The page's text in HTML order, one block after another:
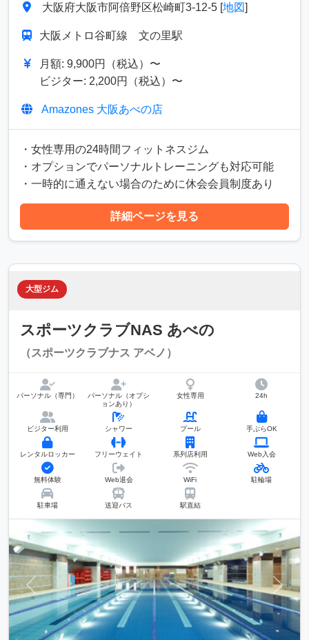
大阪府大阪市阿倍野区松崎町3-12-5 [地図]
大阪メトロ谷町線 文の里駅
月額: 9,900円（税込）〜
ビジター: 2,200円（税込）〜
Amazones 大阪あべの店
・女性専用の24時間フィットネスジム
・オプションでパーソナルトレーニングも対応可能
・一時的に通えない場合のために休会会員制度あり
詳細ページを見る
大型ジム
スポーツクラブNAS あべの
（スポーツクラブナス アベノ）
パーソナル（専門）
パーソナル（オプシ
ョンあり）
女性専用 24h
ビジター利用 シャワー プール 手ぶらOK
レンタルロッカー フリーウェイト 系列店利用 Web入会
無料体験 Web退会 WiFi 駐輪場
駐車場 送迎バス 駅直結
前へ 次へ